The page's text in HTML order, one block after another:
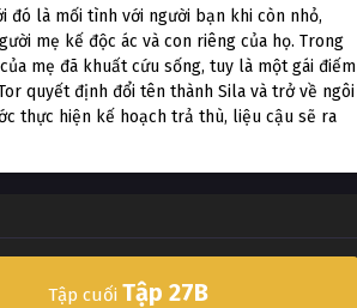
đó là mối tình với người bạn khi còn nhỏ,
mẹ kế độc ác và con riêng của họ. Trong
mẹ đã khuất cứu sống, tuy là một gái điếm
quyết định đổi tên thành Sila và trở về ngôi
thực hiện kế hoạch trả thù, liệu cậu sẽ ra
Tập cuối Tập 27B